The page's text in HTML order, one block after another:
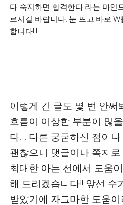
다 숙지하면 합격한다 라는 마인
르시길 바랍니다. 눈 뜨고 바로
합니다!!!
이렇게 긴 글도 몇 번 안써
흐름이 이상한 부분이 많
다... 다른 궁굼하신 점이
괜찮으니 댓글이나 쪽지
최대한 아는 선에서 도움
해 드리겠습니다!! 앞선 수
받았기에 자그마한 도움